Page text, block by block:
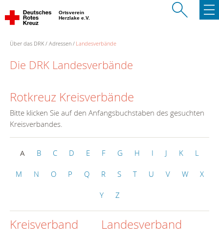
Ortsverein
Herzlake e.V.
Über das DRK Adressen Landesverbände
Die DRK Landesverbände
Rotkreuz Kreisverbände
Bitte klicken Sie auf den Anfangsbuchstaben des gesuchten
Kreisverbandes.
A B C D E F G H I J K L
M N O P Q R S T U V W X
Y Z
Kreisverband Landesverband